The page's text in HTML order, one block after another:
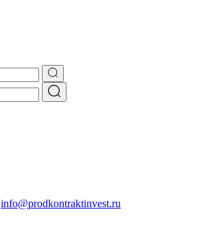
info@prodkontraktinvest.ru